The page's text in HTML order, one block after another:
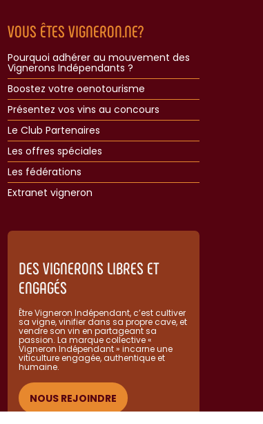
VOUS ÊTES VIGNERON.NE?
Pourquoi adhérer au mouvement des
Vignerons Indépendants ?
Boostez votre oenotourisme
Présentez vos vins au concours
Le Club Partenaires
Les offres spéciales
Les fédérations
Extranet vigneron​
DES VIGNERONS LIBRES ET
ENGAGÉS
Être Vigneron Indépendant, c’est cultiver
sa vigne, vinifier dans sa propre cave, et
vendre son vin en partageant sa
passion. La marque collective «
Vigneron Indépendant » incarne une
viticulture engagée, authentique et
humaine.​
NOUS REJOINDRE